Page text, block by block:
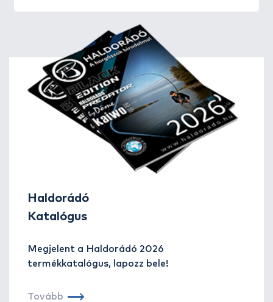
Haldorádó
Katalógus
Megjelent a Haldorádó 2026
termékkatalógus, lapozz bele!
Tovább